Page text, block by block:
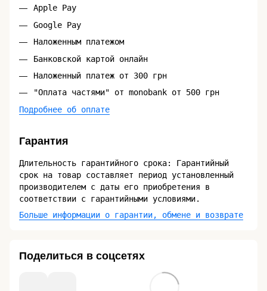
Apple Pay
Google Pay
Наложенным платежом
Банковской картой онлайн
Наложенный платеж от 300 грн
"Оплата частями" от monobank от 500 грн
Подробнее об оплате
Гарантия
Длительность гарантийного срока: Гарантийный
срок на товар составляет период установленный
производителем с даты его приобретения в
соответствии с гарантийными условиями.
Больше информации о гарантии, обмене и возврате
Поделиться в соцсетях